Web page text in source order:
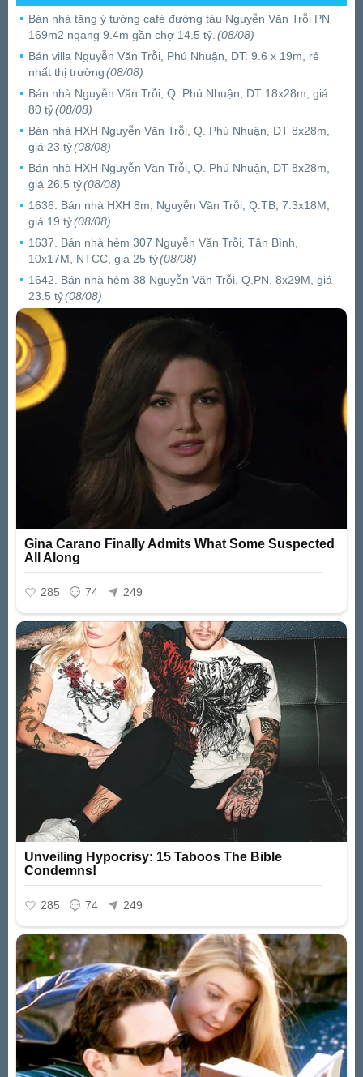
Bán nhà tặng ý tưởng café đường tàu Nguyễn Văn Trỗi PN
169m2 ngang 9.4m gần chợ 14.5 tỷ. (08/08)
Bán villa Nguyễn Văn Trỗi, Phú Nhuận, DT: 9.6 x 19m, rẻ
nhất thị trường(08/08)
Bán nhà Nguyễn Văn Trỗi, Q. Phú Nhuận, DT 18x28m, giá
80 tỷ(08/08)
Bán nhà HXH Nguyễn Văn Trỗi, Q. Phú Nhuận, DT 8x28m,
giá 23 tỷ(08/08)
Bán nhà HXH Nguyễn Văn Trỗi, Q. Phú Nhuận, DT 8x28m,
giá 26.5 tỷ(08/08)
1636. Bán nhà HXH 8m, Nguyễn Văn Trỗi, Q.TB, 7.3x18M,
giá 19 tỷ(08/08)
1637. Bán nhà hẻm 307 Nguyễn Văn Trỗi, Tân Bình,
10x17M, NTCC, giá 25 tỷ(08/08)
1642. Bán nhà hẻm 38 Nguyễn Văn Trỗi, Q.PN, 8x29M, giá
23.5 tỷ(08/08)